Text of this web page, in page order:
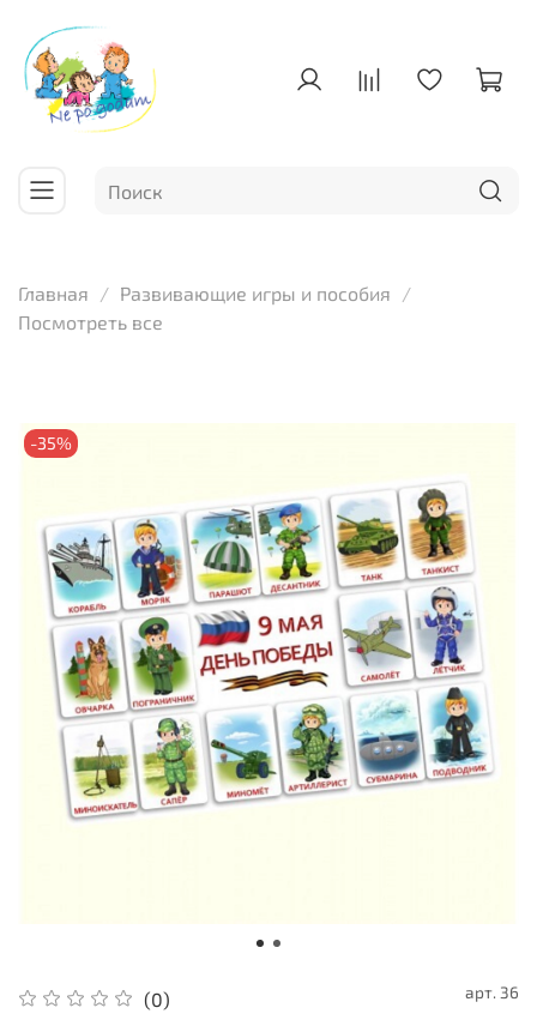
Главная
Развивающие игры и пособия
Посмотреть все
-35%
(0) арт. 36